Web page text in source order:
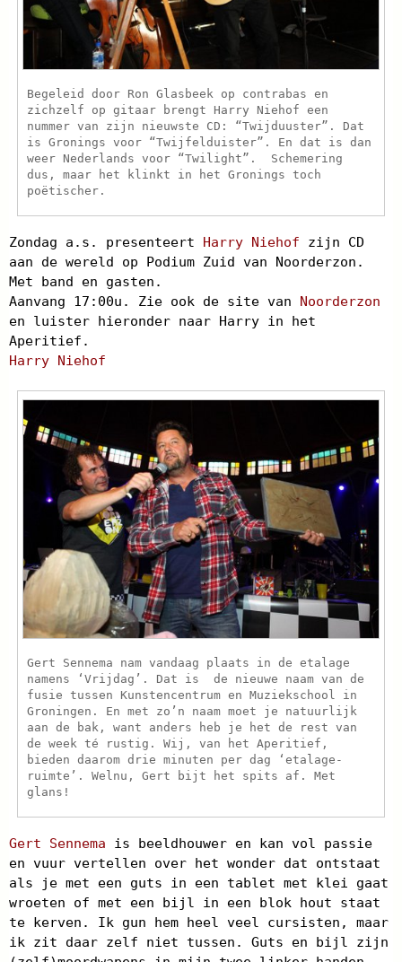
Begeleid door Ron Glasbeek op contrabas en
zichzelf op gitaar brengt Harry Niehof een
nummer van zijn nieuwste CD: “Twijduuster”. Dat
is Gronings voor “Twijfelduister”. En dat is dan
weer Nederlands voor “Twilight”. Schemering
dus, maar het klinkt in het Gronings toch
poëtischer.
Zondag a.s. presenteert Harry Niehof zijn CD
aan de wereld op Podium Zuid van Noorderzon.
Met band en gasten.
Aanvang 17:00u. Zie ook de site van Noorderzon
en luister hieronder naar Harry in het
Aperitief.
Harry Niehof
Gert Sennema nam vandaag plaats in de etalage
namens ‘Vrijdag’. Dat is de nieuwe naam van de
fusie tussen Kunstencentrum en Muziekschool in
Groningen. En met zo’n naam moet je natuurlijk
aan de bak, want anders heb je het de rest van
de week té rustig. Wij, van het Aperitief,
bieden daarom drie minuten per dag ‘etalage-
ruimte’. Welnu, Gert bijt het spits af. Met
glans!
Gert Sennema is beeldhouwer en kan vol passie
en vuur vertellen over het wonder dat ontstaat
als je met een guts in een tablet met klei gaat
wroeten of met een bijl in een blok hout staat
te kerven. Ik gun hem heel veel cursisten, maar
ik zit daar zelf niet tussen. Guts en bijl zijn